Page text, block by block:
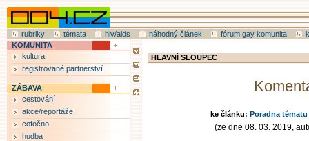
rubriky témata hiv/aids náhodný článek fórum gay komunita
HLAVNÍ SLOUPEC
ke článku: Poradna
(ze dne 08. 03. 2019,
KOMUNITA
kultura
registrované partnerství
ZÁBAVA
cestování
akce/reportáže
cofočno
hudba